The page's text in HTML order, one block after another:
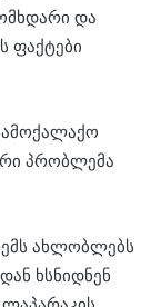
და
ფაქტები
პრობლემა
ახლობლებს
ხსნიდნენ